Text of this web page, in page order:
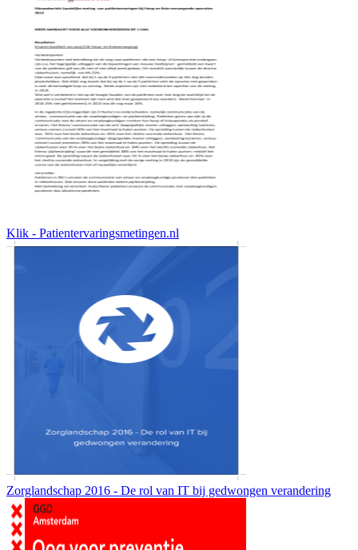
Klik - Patientervaringsmetingen.nl
Zorglandschap 2016 - De rol van IT bij gedwongen verandering